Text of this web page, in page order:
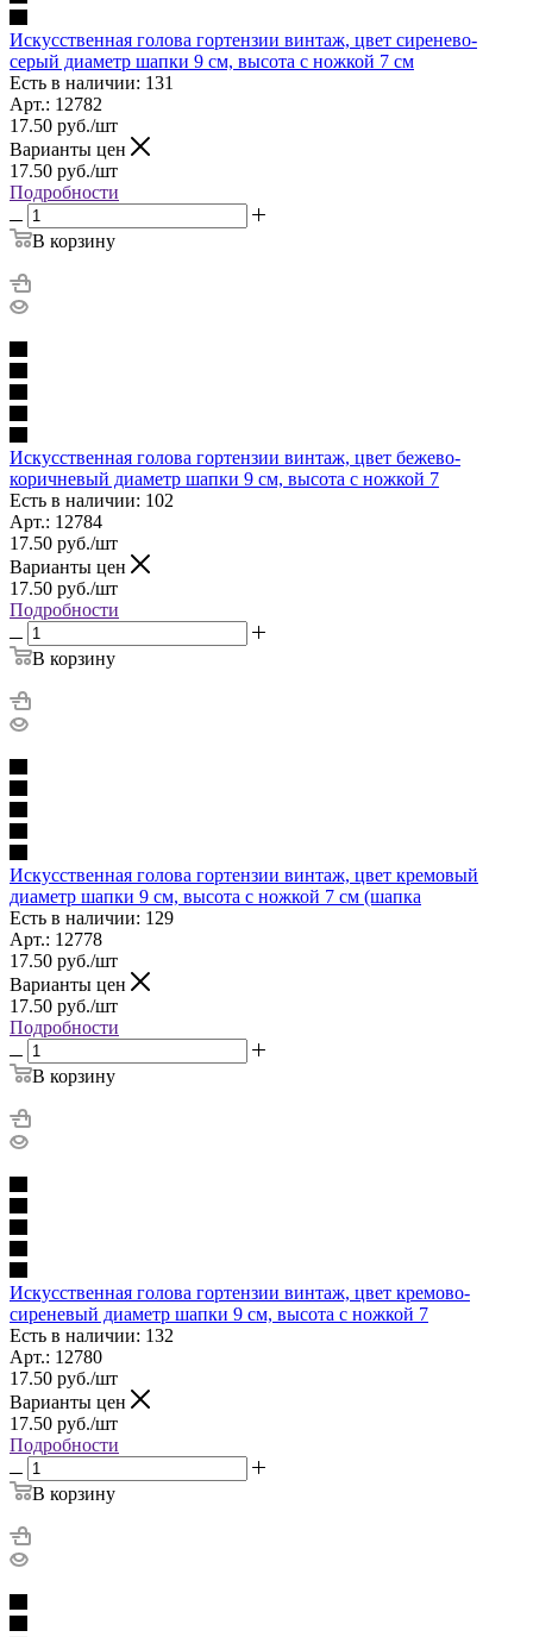
Искусственная голова гортензии винтаж, цвет сиренево-
серый диаметр шапки 9 см, высота с ножкой 7 см
Есть в наличии: 131
Арт.: 12782
17.50 руб./шт
Варианты цен
17.50 руб./шт
Подробности
В корзину
Искусственная голова гортензии винтаж, цвет бежево-
коричневый диаметр шапки 9 см, высота с ножкой 7
Есть в наличии: 102
Арт.: 12784
17.50 руб./шт
Варианты цен
17.50 руб./шт
Подробности
В корзину
Искусственная голова гортензии винтаж, цвет кремовый
диаметр шапки 9 см, высота с ножкой 7 см (шапка
Есть в наличии: 129
Арт.: 12778
17.50 руб./шт
Варианты цен
17.50 руб./шт
Подробности
В корзину
Искусственная голова гортензии винтаж, цвет кремово-
сиреневый диаметр шапки 9 см, высота с ножкой 7
Есть в наличии: 132
Арт.: 12780
17.50 руб./шт
Варианты цен
17.50 руб./шт
Подробности
В корзину